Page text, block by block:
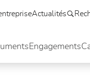
Actualités
Engagements